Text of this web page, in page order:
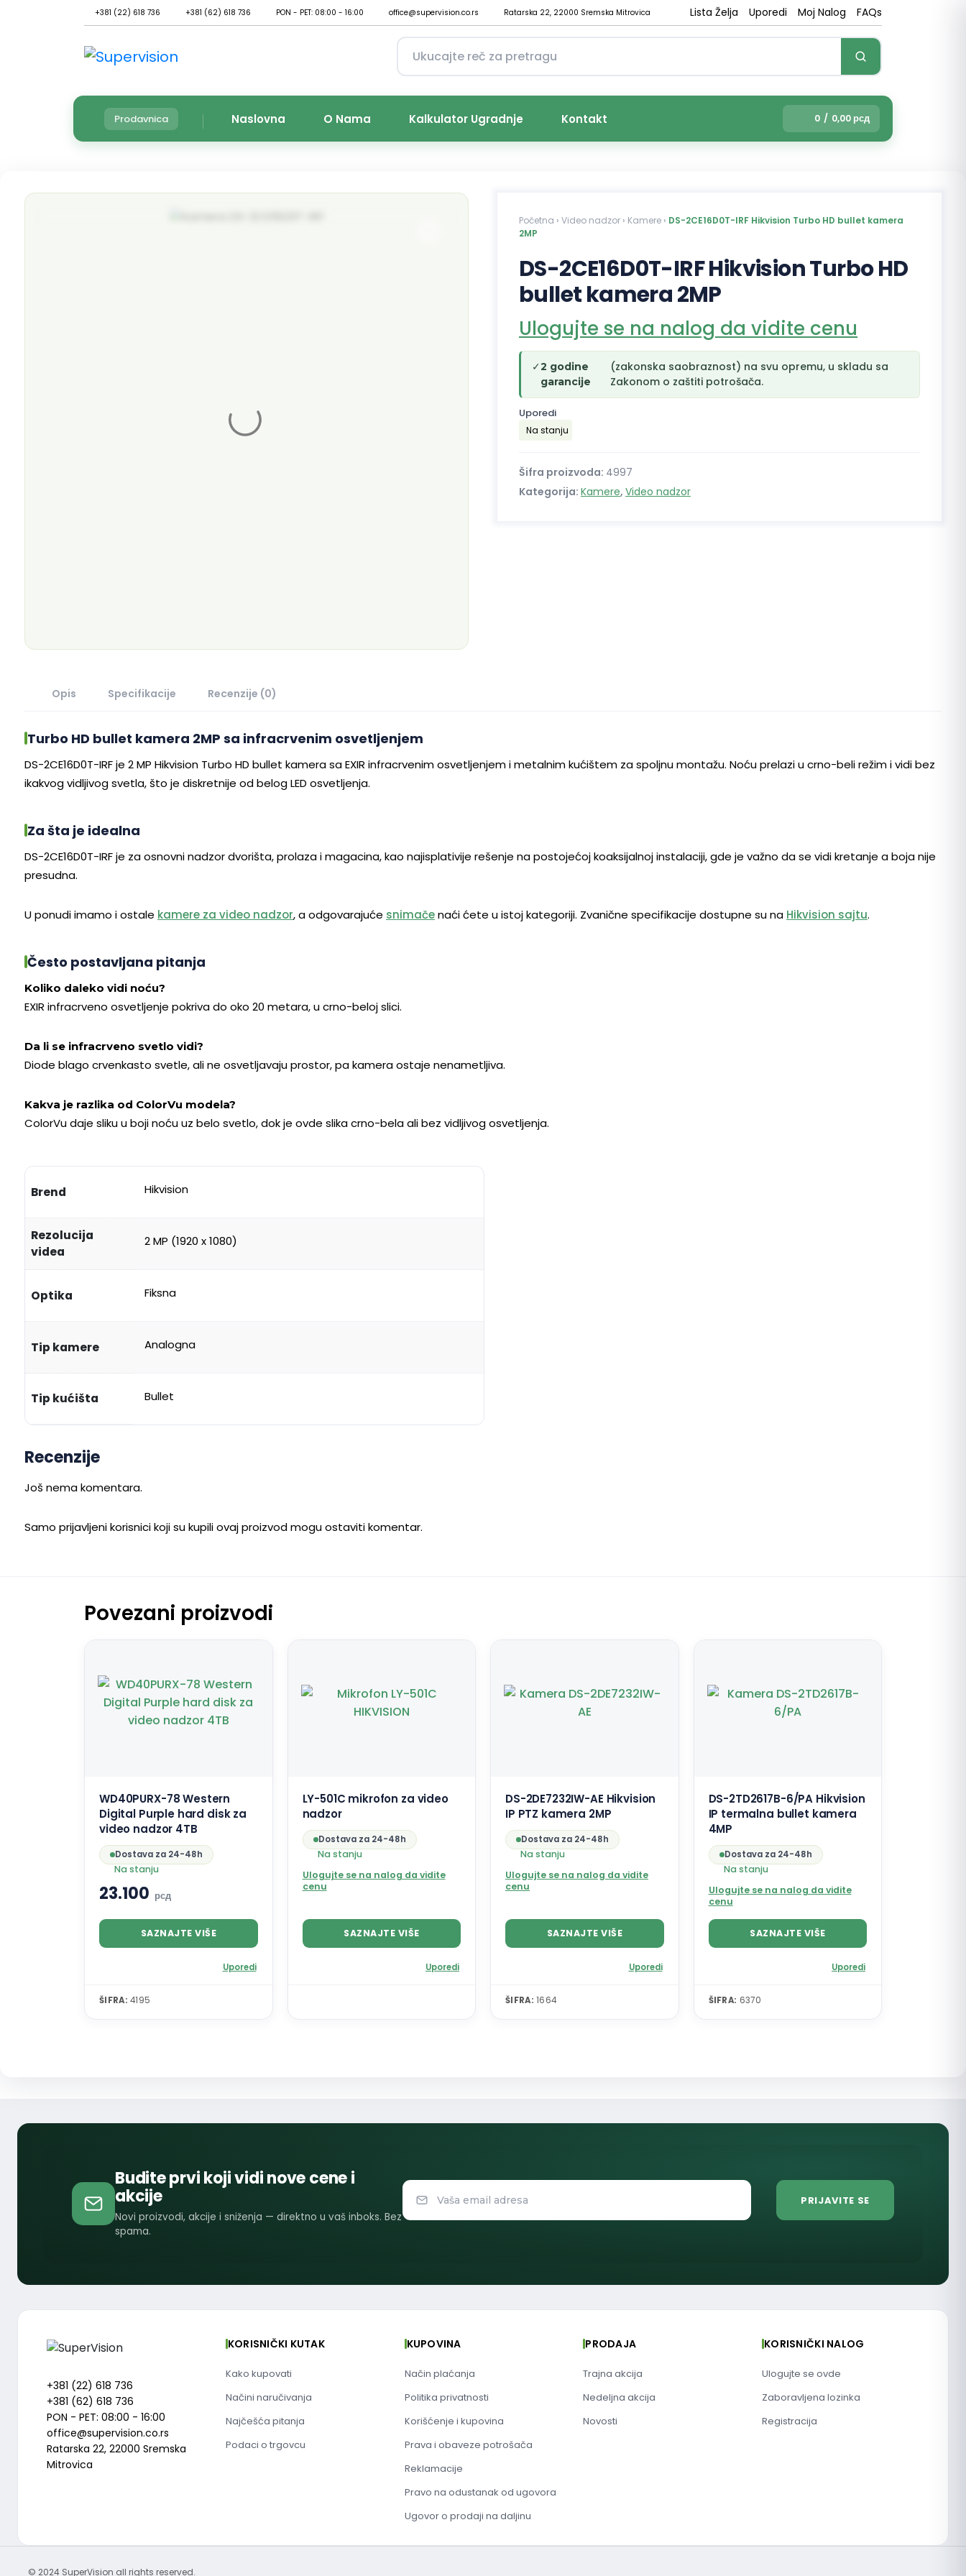
+381 (22) 618 736 +381 (62) 618 736 PON - PET: 08:00 - 16:00 office@supervision.co.rs Ratarska 22, 22000 Sremska Mitrovica Lista Želja Uporedi Moj Nalog FAQs
Prodavnica Naslovna O Nama Kalkulator Ugradnje Kontakt 0 / 0,00 рсд
Početna › Video nadzor › Kamere › DS-2CE16D0T-IRF Hikvision Turbo HD bullet kamera
2MP
DS-2CE16D0T-IRF Hikvision Turbo HD
bullet kamera 2MP
Ulogujte se na nalog da vidite cenu
✓2 godine
garancije
(zakonska saobraznost) na svu opremu, u skladu sa
Zakonom o zaštiti potrošača.
Uporedi
Na stanju
Šifra proizvoda: 4997
Kategorija: Kamere, Video nadzor
Opis Specifikacije Recenzije (0)
Turbo HD bullet kamera 2MP sa infracrvenim osvetljenjem
DS-2CE16D0T-IRF je 2 MP Hikvision Turbo HD bullet kamera sa EXIR infracrvenim osvetljenjem i metalnim kućištem za spoljnu montažu. Noću prelazi u crno-beli režim i vidi bez
ikakvog vidljivog svetla, što je diskretnije od belog LED osvetljenja.
Za šta je idealna
DS-2CE16D0T-IRF je za osnovni nadzor dvorišta, prolaza i magacina, kao najisplativije rešenje na postojećoj koaksijalnoj instalaciji, gde je važno da se vidi kretanje a boja nije
presudna.
U ponudi imamo i ostale kamere za video nadzor, a odgovarajuće snimačenaći ćete u istoj kategoriji. Zvanične specifikacije dostupne su na Hikvision sajtu.
Često postavljana pitanja
Koliko daleko vidi noću?
EXIR infracrveno osvetljenje pokriva do oko 20 metara, u crno-beloj slici.
Da li se infracrveno svetlo vidi?
Diode blago crvenkasto svetle, ali ne osvetljavaju prostor, pa kamera ostaje nenametljiva.
Kakva je razlika od ColorVu modela?
ColorVu daje sliku u boji noću uz belo svetlo, dok je ovde slika crno-bela ali bez vidljivog osvetljenja.
Brend Hikvision
Rezolucija
videa
2 MP (1920 x 1080)
Optika Fiksna
Tip kamere Analogna
Tip kućišta Bullet
Recenzije
Još nema komentara.
Samo prijavljeni korisnici koji su kupili ovaj proizvod mogu ostaviti komentar.
Povezani proizvodi
WD40PURX-78 Western
Digital Purple hard disk za
video nadzor 4TB
Dostava za 24-48h
Na stanju
23.100 рсд
SAZNAJTE VIŠE
Uporedi
ŠIFRA: 4195
LY-501C mikrofon za video
nadzor
Dostava za 24-48h
Na stanju
Ulogujte se na nalog da vidite
cenu
SAZNAJTE VIŠE
Uporedi
DS-2DE7232IW-AE Hikvision
IP PTZ kamera 2MP
Dostava za 24-48h
Na stanju
Ulogujte se na nalog da vidite
cenu
SAZNAJTE VIŠE
Uporedi
ŠIFRA: 1664
DS-2TD2617B-6/PA Hikvision
IP termalna bullet kamera
4MP
Dostava za 24-48h
Na stanju
Ulogujte se na nalog da vidite
cenu
SAZNAJTE VIŠE
Uporedi
ŠIFRA: 6370
Budite prvi koji vidi nove cene i
akcije
Novi proizvodi, akcije i sniženja — direktno u vaš inboks. Bez
spama.
+381 (22) 618 736
+381 (62) 618 736
PON - PET: 08:00 - 16:00
office@supervision.co.rs
Ratarska 22, 22000 Sremska
Mitrovica
KORISNIČKI KUTAK
Kako kupovati
Načini naručivanja
Najčešća pitanja
Podaci o trgovcu
KUPOVINA
Način plaćanja
Politika privatnosti
Korišćenje i kupovina
Prava i obaveze potrošača
Reklamacije
Pravo na odustanak od ugovora
Ugovor o prodaji na daljinu
PRODAJA
Trajna akcija
Nedeljna akcija
Novosti
KORISNIČKI NALOG
Ulogujte se ovde
Zaboravljena lozinka
Registracija
© 2024 SuperVision all rights reserved.